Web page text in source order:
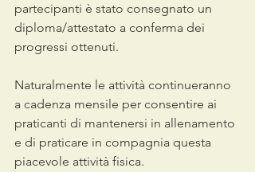
partecipanti è stato consegnato un
diploma/attestato a conferma dei
progressi ottenuti.
Naturalmente le attività continueranno
a cadenza mensile per consentire ai
praticanti di mantenersi in allenamento
e di praticare in compagnia questa
piacevole attività fisica.